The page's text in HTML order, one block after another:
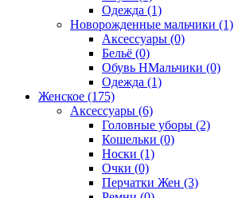
Одежда (1)
Новорожденные мальчики (1)
Аксессуары (0)
Бельё (0)
Обувь НМальчики (0)
Одежда (1)
Женское (175)
Аксессуары (6)
Головные уборы (2)
Кошельки (0)
Носки (1)
Очки (0)
Перчатки Жен (3)